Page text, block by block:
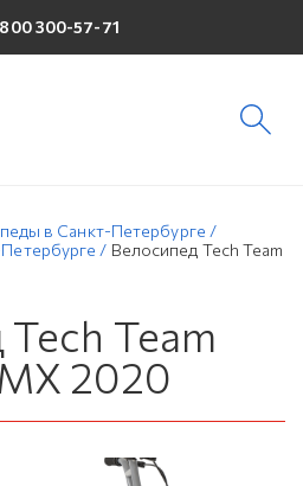
300-57-71
в Санкт-Петербурге /
/ Велосипед Tech Team
Team
2020